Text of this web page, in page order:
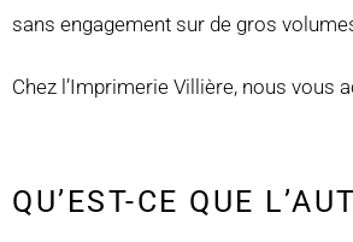
sans engagement sur de gros
Chez l’Imprimerie Villière, nous vous
QU’EST-CE QUE